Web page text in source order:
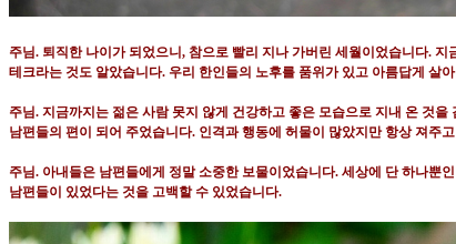
주님. 퇴직한 나이가 되었으니, 참으로 빨리 지나 가버린 세월이었습니다. 지
테크라는 것도 알았습니다. 우리 한인들의 노후를 품위가 있고 아름답게 살
주님. 지금까지는 젊은 사람 못지 않게 건강하고 좋은 모습으로 지내 온 것을
남편들의 편이 되어 주었습니다. 인격과 행동에 허물이 많았지만 항상 져주
주님. 아내들은 남편들에게 정말 소중한 보물이었습니다. 세상에 단 하나뿐
남편들이 있었다는 것을 고백할 수 있었습니다.